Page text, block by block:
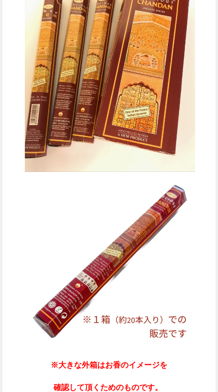
※大きな外箱はお香のイメージを
確認して頂くためのものです。